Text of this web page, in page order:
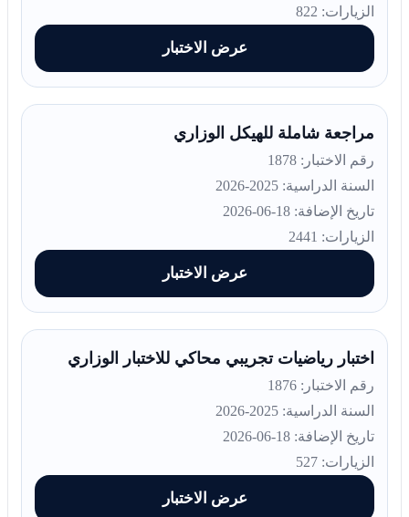
الزيارات: 822
عرض الاختبار
مراجعة شاملة للهيكل الوزاري
رقم الاختبار: 1878
السنة الدراسية: 2025-2026
تاريخ الإضافة: 18-06-2026
الزيارات: 2441
عرض الاختبار
اختبار رياضيات تجريبي محاكي للاختبار الوزاري
رقم الاختبار: 1876
السنة الدراسية: 2025-2026
تاريخ الإضافة: 18-06-2026
الزيارات: 527
عرض الاختبار